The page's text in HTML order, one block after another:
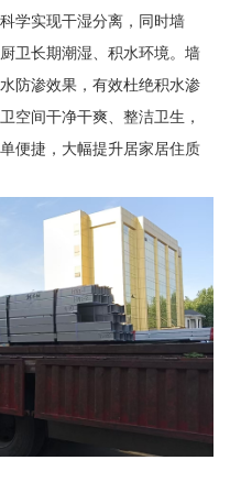
学实现干湿分离，同时墙
卫长期潮湿、积水环境。墙
防渗效果，有效杜绝积水渗
空间干净干爽、整洁卫生，
便捷，大幅提升居家居住质